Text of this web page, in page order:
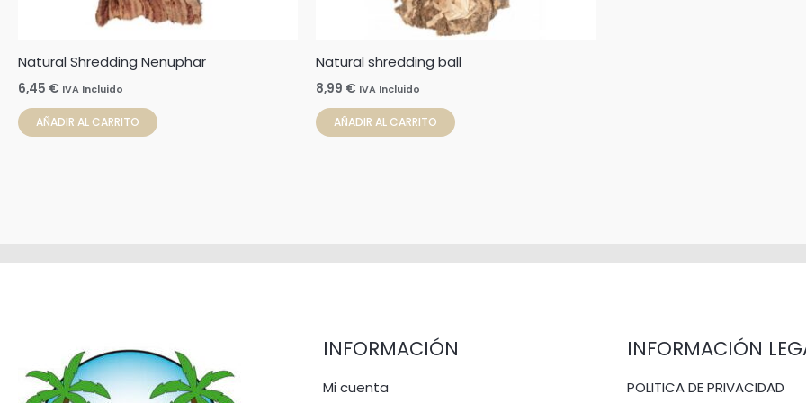
Natural Shredding Nenuphar
6,45 € IVA Incluido
AÑADIR AL CARRITO
Natural shredding ball
8,99 € IVA Incluido
AÑADIR AL CARRITO
INFORMACIÓN
Mi cuenta
INFORMACIÓN
POLITICA DE PRIVACIDAD